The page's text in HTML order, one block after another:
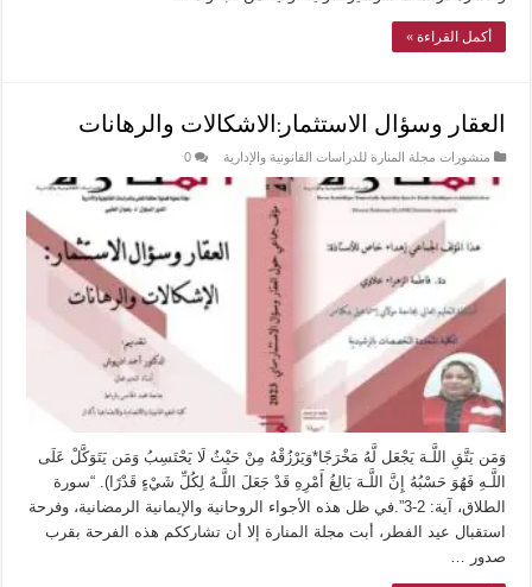
أكمل القراءة »
العقار وسؤال الاستثمار:الاشكالات والرهانات
منشورات مجلة المنارة للدراسات القانونية والإدارية 0
وَمَن يَتَّقِ اللَّـهَ يَجْعَل لَّهُ مَخْرَجًا*وَيَرْزُقْهُ مِنْ حَيْثُ لَا يَحْتَسِبُ وَمَن يَتَوَكَّلْ عَلَى
اللَّـهِ فَهُوَ حَسْبُهُ إِنَّ اللَّـهَ بَالِغُ أَمْرِهِ قَدْ جَعَلَ اللَّـهُ لِكُلِّ شَيْءٍ قَدْرًا). “سورة
الطلاق، آية: 2-3”.في ظل هذه الأجواء الروحانية والإيمانية الرمضانية، وفرحة
استقبال عيد الفطر، أبت مجلة المنارة إلا أن تشارككم هذه الفرحة بقرب
صدور …